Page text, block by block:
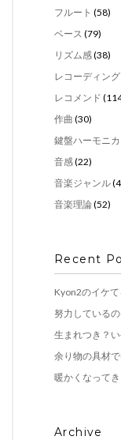
フルート (58)
ベース (79)
リズム感(38)
レコーディング
レコメンド
作曲 (30)
鍵盤ハーモニカ
音感(22)
音楽ジャンル
音楽理論(52)
Recent
Kyon2のイケ
努力している
生まれつき？
余り物の具材
暖かくなって
Archive